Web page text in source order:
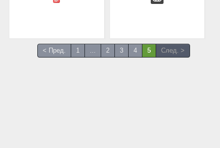
< Пред. 1 ... 2 3 4 5 След. >